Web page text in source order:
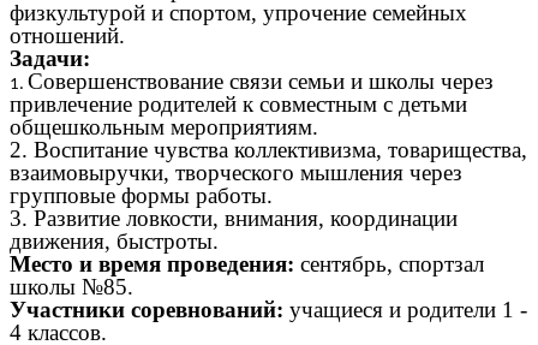
физкультурой и спортом, упрочение семейных
отношений.
Задачи:
Совершенствование связи семьи и школы через
привлечение родителей к совместным с детьми
общешкольным мероприятиям.
2. Воспитание чувства коллективизма, товарищества,
взаимовыручки, творческого мышления через
групповые формы работы.
3. Развитие ловкости, внимания, координации
движения, быстроты.
Место и время проведения: сентябрь, спортзал
школы №85.
Участники соревнований: учащиеся и родители 1 -
4 классов.